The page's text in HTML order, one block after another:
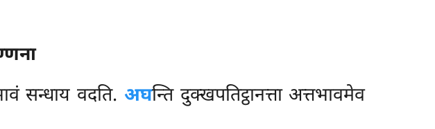
सन्धाय वदति. अघन्ति दुक्खपतिट्ठानत्ता अत्तभावमेव